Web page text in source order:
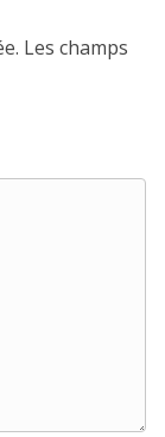
Les champs